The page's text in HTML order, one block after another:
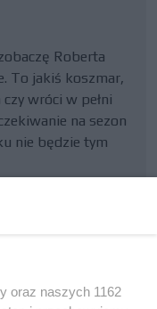
Roberta
To jakiś koszmar,
wróci w pełni
na sezon
nie będzie tym
oraz naszych 1162